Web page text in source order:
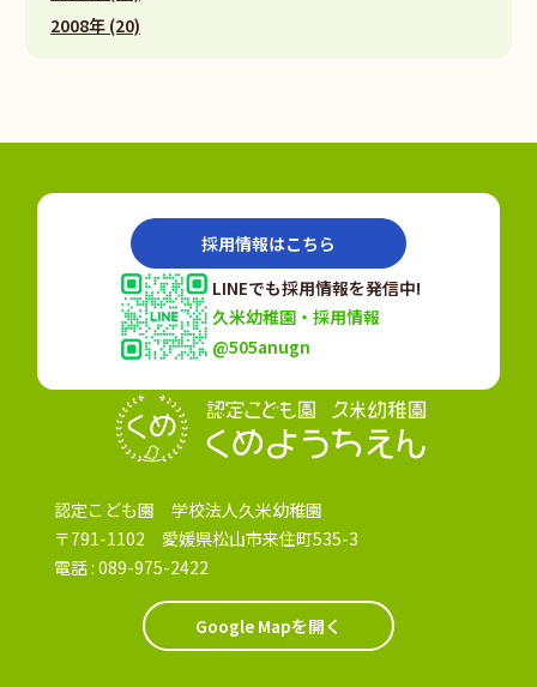
2008年 (20)
認定こども園 学校法人久米幼稚園
〒791-1102 愛媛県松山市来住町535-3
電話 : 089-975-2422
Google Mapを開く
採用情報はこちら
LINEでも採用情報を発信中!
久米幼稚園・採用情報
@505anugn